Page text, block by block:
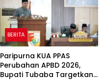
BERITA
Paripurna KUA PPAS
Perubahan APBD 2026,
Bupati Tubaba Targetkan